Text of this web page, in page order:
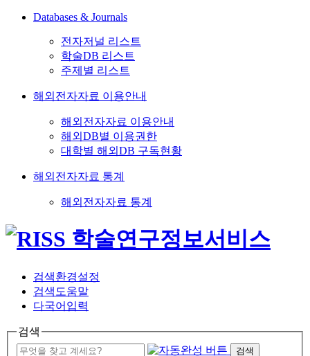
Databases & Journals
전자저널 리스트
학술DB 리스트
주제별 리스트
해외전자자료 이용안내
해외전자자료 이용안내
해외DB별 이용권한
대학별 해외DB 구독현황
해외전자자료 통계
해외전자자료 통계
검색환경설정
검색도움말
다국어입력
검색
검색